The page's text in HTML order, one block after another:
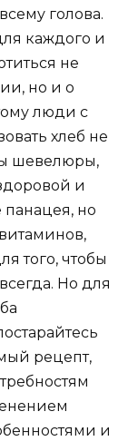
голова.
каждого и
не
но и о
люди с
хлеб не
шевелюры,
и
панацея, но
того, чтобы
Но для
рецепт,
и